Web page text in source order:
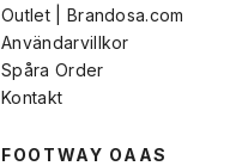
Outlet | Brandosa.com
Användarvillkor
Spåra Order
Kontakt
FOOTWAY OAAS